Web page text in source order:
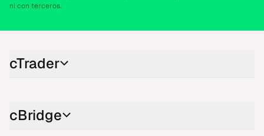
ni con terceros.
cTrader
cBridge